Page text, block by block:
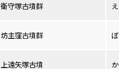
衛守塚古墳群
坊主窪古墳群
上遠矢塚古墳